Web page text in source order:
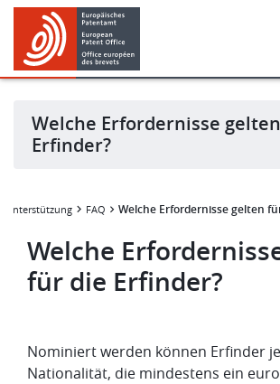
Skip
main
content
Skip
footer
Welche Erfordernisse
Erfinder?
Unterstützung FAQ Welche Erfordernisse gelten
Welche
für die Erfinder?
Nominiert werden können Erfinder
Nationalität, die mindestens ein